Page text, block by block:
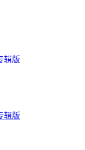
辑版
辑版